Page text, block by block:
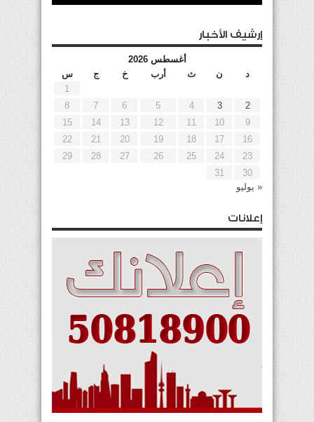
إرشيف الأخبار
أغسطس 2026
د
ن ث أرب خ ج
س
1
2
3
4
5
6
7
8
9
10
11
12
13
14
15
16
17
18
19
20
21
22
23
24
25
26
27
28
29
30
31
« يوليو
إعلانات